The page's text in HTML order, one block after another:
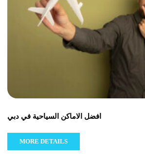
افضل الاماكن السياحية في دبي
MORE DETAILS